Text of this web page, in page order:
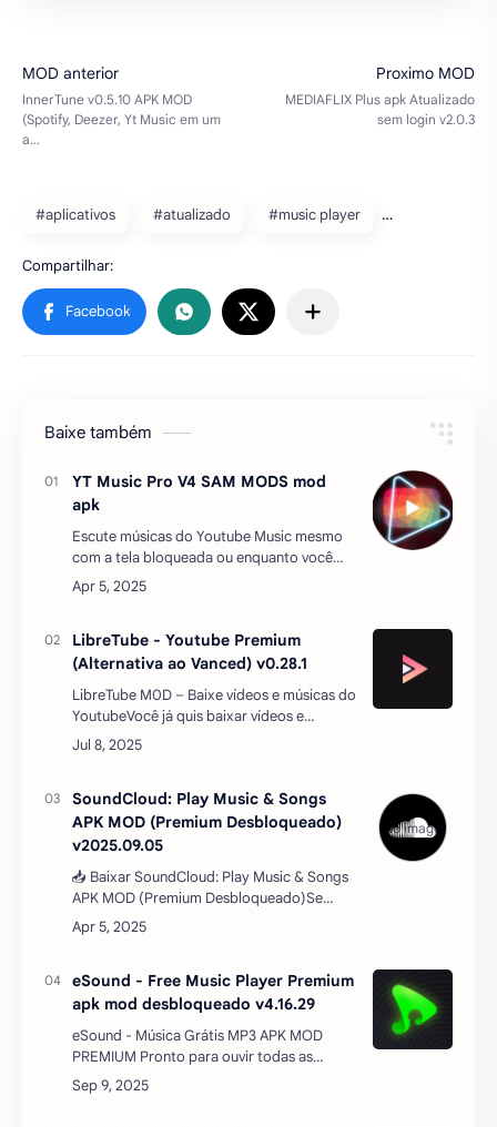
#aplicativos #atualizado #music player
Baixe também
YT Music Pro V4 SAM MODS mod
apk
Escute músicas do Youtube Music mesmo
com a tela bloqueada ou enquanto você
meche em seu celular, totalmente grátis,
SEM ANÚNCIOS e sem paga nada.
LibreTube - Youtube Premium
(Alternativa ao Vanced) v0.28.1
LibreTube M0D – Baixe vídeos e músicas do
YoutubeVocê já quis baixar vídeos e
músicas do Youtube para assistir ou ouvir
offline? Você já se frustrou com aplicativos
SoundCloud: Play Music & Songs
APK MOD (Premium Desbloqueado)
v2025.09.05
📥 Baixar SoundCloud: Play Music & Songs
APK MOD (Premium Desbloqueado)Se
você curte música e quer explorar novos
sons sem limites, o SoundCloud: Play Music
eSound - Free Music Player Premium
apk mod desbloqueado v4.16.29
eSound - Música Grátis MP3 APK MOD
PREMIUM Pronto para ouvir todas as
músicas que você ama de graça?Este é o
aplicativo para você!Ouça sua música